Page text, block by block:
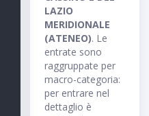
LAZIO
MERIDIONALE
(ATENEO). Le
entrate sono
raggruppate per
macro-categoria:
per entrare nel
dettaglio è